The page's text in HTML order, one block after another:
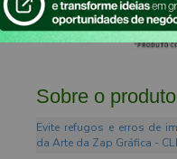
Sobre o produto
Evite refugos e erros de
da Arte da Zap Gráfica -